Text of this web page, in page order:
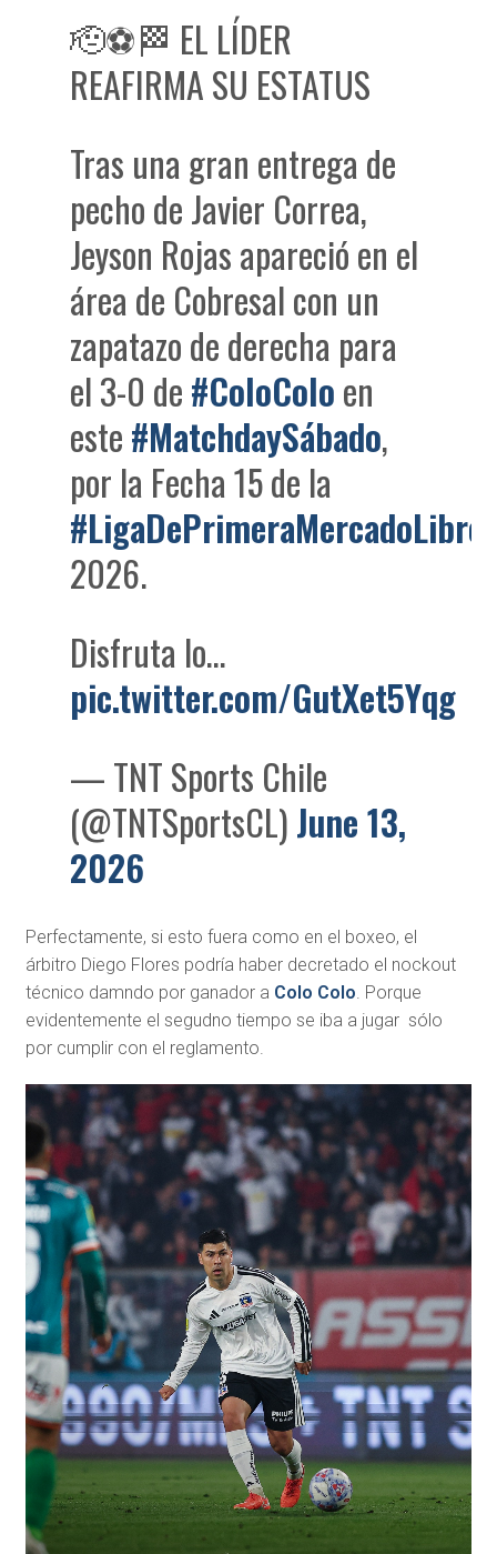
🫡⚽🏁 EL LÍDER
REAFIRMA SU ESTATUS
Tras una gran entrega de
pecho de Javier Correa,
Jeyson Rojas apareció en el
área de Cobresal con un
zapatazo de derecha para
el 3-0 de#ColoColoen
este#MatchdaySábado,
por la Fecha 15 de la
#LigaDePrimeraMercadoLibre
2026.
Disfruta lo…
pic.twitter.com/GutXet5Yqg
— TNT Sports Chile
(@TNTSportsCL)June 13,
2026
Perfectamente, si esto fuera como en el boxeo, el
árbitro Diego Flores podría haber decretado el nockout
técnico damndo por ganador a Colo Colo. Porque
evidentemente el segudno tiempo se iba a jugar sólo
por cumplir con el reglamento.